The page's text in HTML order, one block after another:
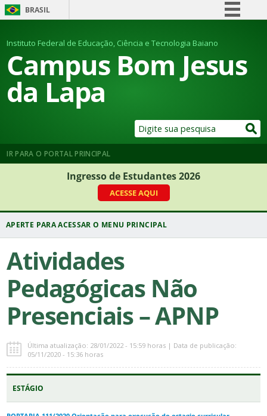
BRASIL
Comunica BR
Participe
Instituto Federal de Educação, Ciência e Tecnologia Baiano
Campus Bom Jesus
da Lapa
IR PARA O PORTAL PRINCIPAL
Ingresso de Estudantes 2026
ACESSE AQUI
Atividades
Pedagógicas Não
Presenciais – APNP
Última atualização: 28/01/2022 - 15:59 horas | Data de publicação:
05/11/2020 - 15:36 horas
ESTÁGIO